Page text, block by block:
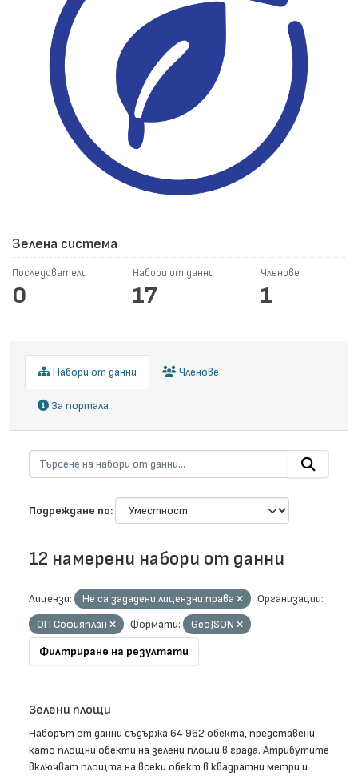
Зелена система
Последователи
0
Набори от данни
17
Членове
1
Набори от данни Членове
За портала
Подреждане по
12 намерени набори от данни
Лицензи: Не са зададени лицензни права
Организации:
ОП Софияплан
Формати:
GeoJSON
Филтриране на резултати
Зелени площи
Наборът от данни съдържа 64 962 обекта, представени
като площни обекти на зелени площи в града. Атрибутите
включват площта на всеки обект в квадратни метри и